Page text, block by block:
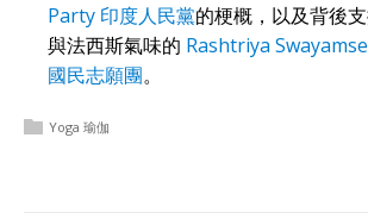
Party 印度人民黨的梗概，以及背後
與法西斯氣味的 Rashtriya
國民志願團。
Yoga 瑜伽